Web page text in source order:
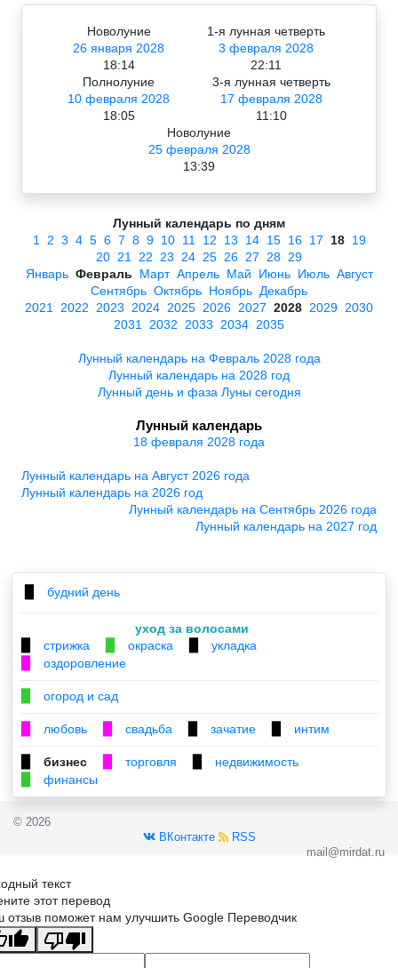
Новолуние
26 января 2028
18:14
1-я лунная четверть
3 февраля 2028
22:11
Полнолуние
10 февраля 2028
18:05
3-я лунная четверть
17 февраля 2028
11:10
Новолуние
25 февраля 2028
13:39
Лунный календарь по дням
1
2 3 4 5 6 7 8 9 10 11 12 13 14 15 16 17 18 19
20 21 22 23 24 25 26 27 28 29
Январь Февраль Март Апрель Май Июнь Июль Август
Сентябрь Октябрь Ноябрь Декабрь
2021
2022 2023 2024 2025 2026 2027 2028 2029 2030
2031
2032 2033 2034 2035
Лунный календарь на Февраль 2028 года
Лунный календарь на 2028 год
Лунный день и фаза Луны сегодня
Лунный календарь
18 февраля 2028 года
Лунный календарь на Август 2026 года
Лунный календарь на 2026 год
Лунный календарь на Сентябрь 2026 года
Лунный календарь на 2027 год
будний день
уход за волосами
стрижка окраска укладка
оздоровление
огород и сад
любовь свадьба зачатие интим
бизнес торговля недвижимость
финансы
© 2026
ВКонтакте
RSS
mail@mirdat.ru
текст
этот перевод
отзыв поможет нам улучшить Google Переводчик